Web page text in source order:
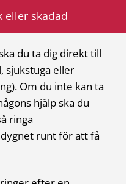
eller skadad
du ta dig direkt till
sjukstuga eller
Om du inte kan ta
hjälp ska du
ringa
runt för att få